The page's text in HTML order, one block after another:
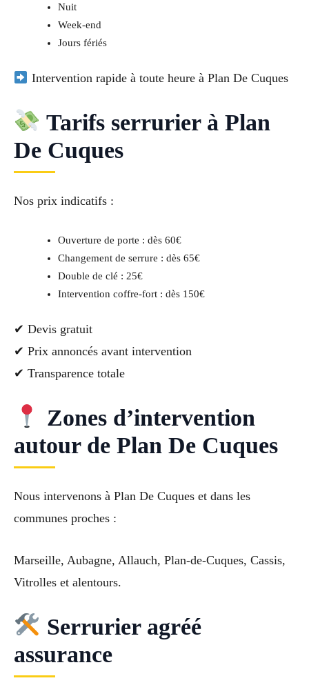
Nuit
Week-end
Jours fériés
Intervention rapide à toute heure à Plan De Cuques
Tarifs serrurier à Plan
De Cuques
Nos prix indicatifs :
Ouverture de porte : dès 60€
Changement de serrure : dès 65€
Double de clé : 25€
Intervention coffre-fort : dès 150€
✔ Devis gratuit
✔ Prix annoncés avant intervention
✔ Transparence totale
Zones d’intervention
autour de Plan De Cuques
Nous intervenons à Plan De Cuques et dans les
communes proches :
Marseille, Aubagne, Allauch, Plan-de-Cuques, Cassis,
Vitrolles et alentours.
Serrurier agréé
assurance